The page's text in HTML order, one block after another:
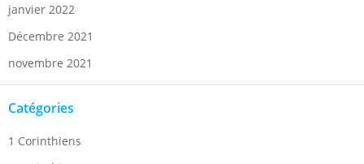
janvier 2022
Décembre 2021
novembre 2021
Catégories
1 Corinthiens